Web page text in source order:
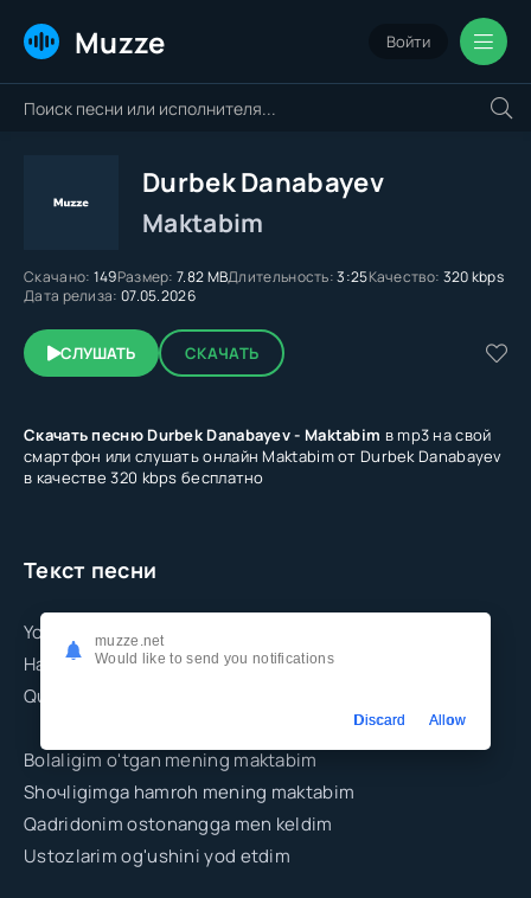
Muzze Войти
Durbek Danabayev
Maktabim
Скачано: 149Размер: 7.82 MBДлительность:3:25Качество: 320 kbps
Дата релиза: 07.05.2026
СЛУШАТЬ СКАЧАТЬ
Скачать песню Durbek Danabayev - Maktabim в mp3 на свой
смартфон или слушать онлайн Maktabim от Durbek Danabayev
в качестве 320 kbps бесплатно
Текст песни
Yodimdadur yoqqan ziyo chirog'ing
Hamon chorlar bizni mehr bulog'ing
Qulog'imdan ketmas ilk qo'ng'irog'ing
Bolaligim o'tgan mening maktabim
Shoчligimga hamroh mening maktabim
Qadridonim ostonangga men keldim
Ustozlarim og'ushini yod etdim
muzze.net
Would like to send you notifications
Discard Allow